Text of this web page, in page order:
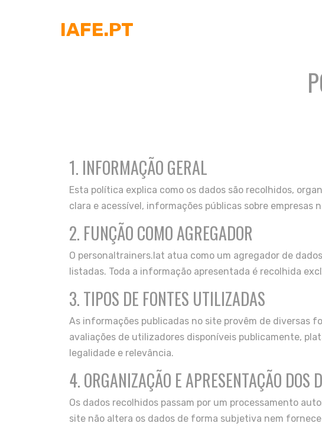
IAFE.PT
1. INFORMAÇÃO GERAL
Esta política explica como os dados são recolhidos,
clara e acessível, informações públicas sobre empresas
2. FUNÇÃO COMO AGREGADOR
O personaltrainers.lat atua como um agregador de
listadas. Toda a informação apresentada é recolhida
3. TIPOS DE FONTES UTILIZADAS
As informações publicadas no site provêm de diversas
avaliações de utilizadores disponíveis publicamente,
legalidade e relevância.
4. ORGANIZAÇÃO E APRESENTAÇÃO DOS
Os dados recolhidos passam por um processamento
site não altera os dados de forma subjetiva nem